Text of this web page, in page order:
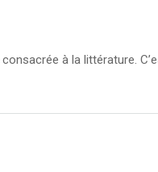
à la littérature.